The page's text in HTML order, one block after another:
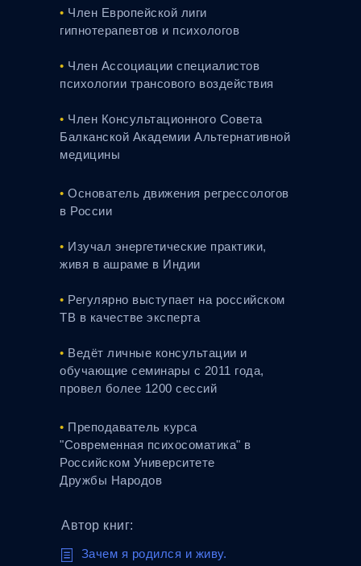
jjjjjjj Зачем я родился и живу.
• Член Европейской лиги
гипнотерапевтов и психологов
• Член Ассоциации специалистов
психологии трансовoго воздействия
• Член Консультационного Совета
Балканской Академии Альтернативной
медицины
• Основатель движения регрессологов
в России
• Изучал энергетические практики,
живя в ашраме в Индии
• Регулярно выступает на российском
ТВ в качестве эксперта
• Ведёт личные консультации и
обучающие семинары с 2011 года,
провел более 1200 сессий
Автор книг:
• Преподаватель курса
"Современная психосоматика" в
Российском Университете
Дружбы Народов